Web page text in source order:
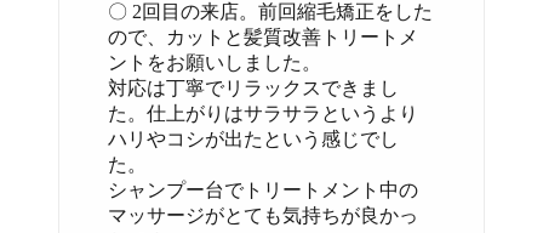
〇 2回目の来店。前回縮毛矯正をした
ので、カットと髪質改善トリートメ
ントをお願いしました。
対応は丁寧でリラックスできまし
た。仕上がりはサラサラというより
ハリやコシが出たという感じでし
た。
シャンプー台でトリートメント中の
マッサージがとても気持ちが良かっ